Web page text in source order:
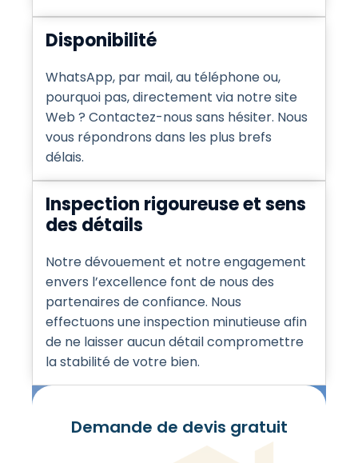
Disponibilité
WhatsApp, par mail, au téléphone ou,
pourquoi pas, directement via notre site
Web ? Contactez-nous sans hésiter. Nous
vous répondrons dans les plus brefs
délais.
Inspection rigoureuse et sens
des détails
Notre dévouement et notre engagement
envers l’excellence font de nous des
partenaires de confiance. Nous
effectuons une inspection minutieuse afin
de ne laisser aucun détail compromettre
la stabilité de votre bien.
Demande de devis gratuit